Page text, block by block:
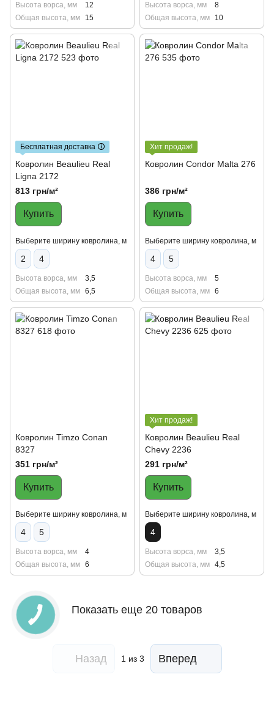
Высота ворса, мм
12
Общая высота, мм
15
Высота ворса, мм
8
Общая высота, мм
10
Бесплатная доставка 🛈
Ковролин Beaulieu Real
Ligna 2172
813 грн/м²
Купить
Выберите ширину ковролина, м
2 4
Высота ворса, мм
3,5
Общая высота, мм 6,5
Хит продаж!
Ковролин Condor Malta 276
386 грн/м²
Купить
Выберите ширину ковролина, м
4 5
Высота ворса, мм
5
Общая высота, мм 6
Ковролин Timzo Conan
8327
351 грн/м²
Купить
Выберите ширину ковролина, м
4 5
Высота ворса, мм
4
Общая высота, мм 6
Хит продаж!
Ковролин Beaulieu Real
Chevy 2236
291 грн/м²
Купить
Выберите ширину ковролина, м
4
Высота ворса, мм
3,5
Общая высота, мм 4,5
Показать еще 20 товаров
Назад 1 из 3 Вперед